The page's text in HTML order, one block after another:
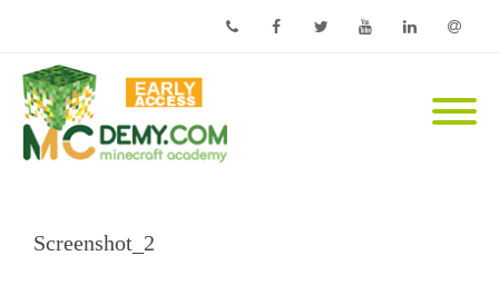
Screenshot_2